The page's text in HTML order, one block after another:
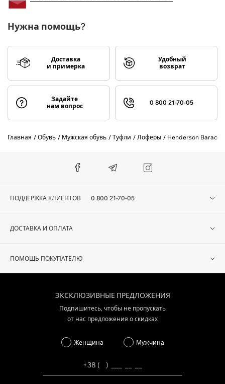
Нужна помощь?
Доставка
и примерка
Удобный
возврат
Задайте
нам вопрос
0 800 21-70-05
Главная Обувь Мужская обувь Туфли Лоферы Henderson Baracco
ПОДДЕРЖКА КЛИЕНТОВ 0 800 21-70-05
ДОСТАВКА И ОПЛАТА
ПОМОЩЬ ПОКУПАТЕЛЮ
ЭКСКЛЮЗИВНЫЕ ПРЕДЛОЖЕНИЯ
Подпишитесь, чтобы не пропускать
от нас предложения о скидках
Женщина Мужчина